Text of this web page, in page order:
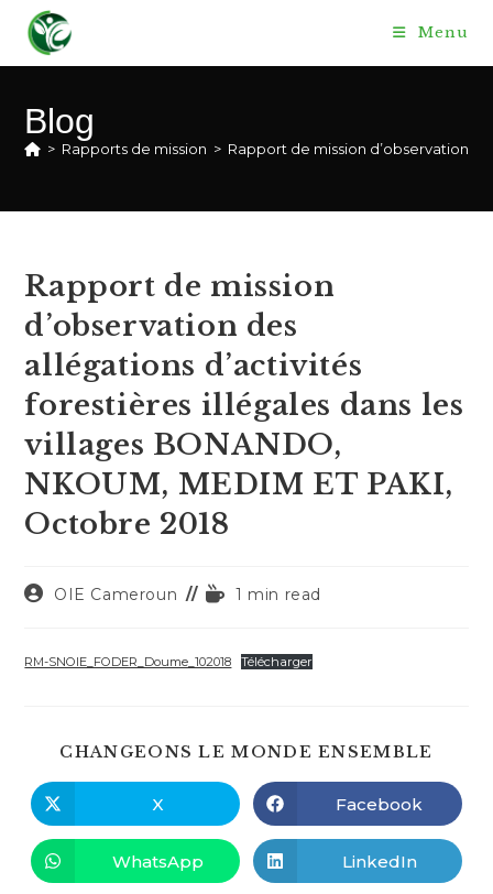
content
Menu
Blog
> Rapports de mission > Rapport de mission d’observation
Rapport de mission
d’observation des
allégations d’activités
forestières illégales dans les
villages BONANDO,
NKOUM, MEDIM ET PAKI,
Octobre 2018
Auteur/autrice
publication :
OIE Cameroun
Temps1 min read
RM-SNOIE_FODER_Doume_102018 Télécharger
CHANGEONS LE MONDE ENSEMBLE
Ouvrir
dans
une
autre
fenêtre
X Ouvrir
dans
une
autre
fenêtre
Facebook
Ouvrir
dans
WhatsApp Ouvrir
dans
LinkedIn